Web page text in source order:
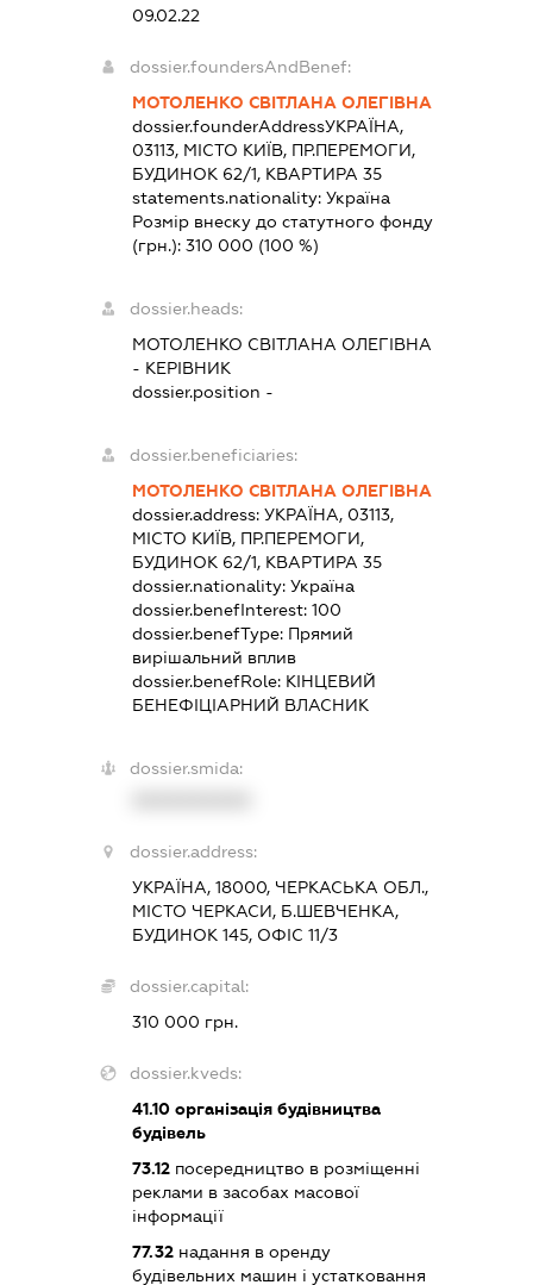
09.02.22
dossier.foundersAndBenef:
МОТОЛЕНКО СВІТЛАНА ОЛЕГІВНА
dossier.founderAddressУКРАЇНА,
03113, МІСТО КИЇВ, ПР.ПЕРЕМОГИ,
БУДИНОК 62/1, КВАРТИРА 35
statements.nationality:Україна
Розмір внеску до статутного фонду
(грн.):310 000 (100 %)
dossier.heads:
МОТОЛЕНКО СВІТЛАНА ОЛЕГІВНА
- КЕРІВНИК
dossier.position -
dossier.beneficiaries:
МОТОЛЕНКО СВІТЛАНА ОЛЕГІВНА
dossier.address:УКРАЇНА, 03113,
МІСТО КИЇВ, ПР.ПЕРЕМОГИ,
БУДИНОК 62/1, КВАРТИРА 35
dossier.nationality:Україна
dossier.benefInterest:100
dossier.benefType: Прямий
вирішальний вплив
dossier.benefRole: КІНЦЕВИЙ
БЕНЕФІЦІАРНИЙ ВЛАСНИК
dossier.smida:
dossier.address:
УКРАЇНА, 18000, ЧЕРКАСЬКА ОБЛ.,
МІСТО ЧЕРКАСИ, Б.ШЕВЧЕНКА,
БУДИНОК 145, ОФІС 11/3
dossier.capital:
310 000 грн.
dossier.kveds:
41.10 організація будівництва
будівель
73.12 посередництво в розміщенні
реклами в засобах масової
інформації
77.32 надання в оренду
будівельних машин і устатковання